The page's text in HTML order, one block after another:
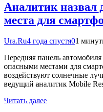
Аналитик назвал
места для
Ura.Ru4 года спустя01
Передняя панель
опасными местами для
воздействуют солнечные
ведущий аналитик Mobile
Читать далее